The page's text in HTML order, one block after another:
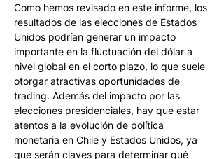
Como hemos revisado en este informe, los
resultados de las elecciones de Estados
Unidos podrían generar un impacto
importante en la fluctuación del dólar a
nivel global en el corto plazo, lo que suele
otorgar atractivas oportunidades de
trading. Además del impacto por las
elecciones presidenciales, hay que estar
atentos a la evolución de política
monetaria en Chile y Estados Unidos, ya
que serán claves para determinar qué